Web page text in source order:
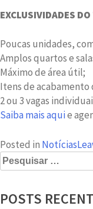
EXCLUSIVIDADES
Poucas unidades,
Amplos quartos e
Máximo de área útil;
Itens de acabamento
2 ou 3 vagas
Saiba mais aquie
Posted in Notícias
Pesquisar
por:
POSTS